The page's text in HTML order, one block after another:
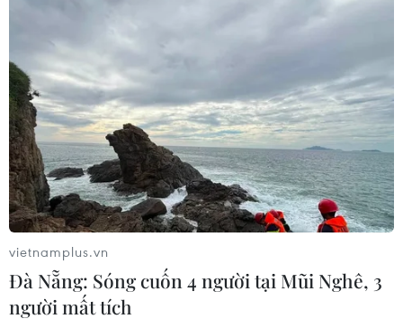
TIN LIÊN QUAN
vietnamplus.vn
Đà Nẵng: Sóng cuốn 4 người tại Mũi Nghê, 3
người mất tích